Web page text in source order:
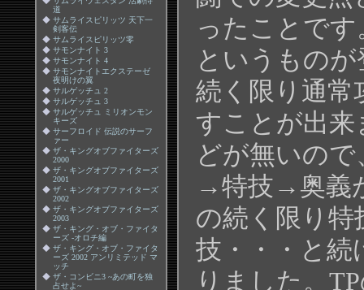
道
◆ サムライスピリッツ 天下一
剣客伝
◆ サムライスピリッツ零
◆ サモンナイト 3
◆ サモンナイト 4
◆ サモンナイトエクステーゼ
夜明けの翼
◆ サルゲッチュ 2
◆ サルゲッチュ 3
◆ サルゲッチュ ミリオンモン
キーズ
◆ サーフロイド 伝説のサーフ
ァー
◆ ザ・キングオブファイターズ
2000
◆ ザ・キングオブファイターズ
2001
◆ ザ・キングオブファイターズ
2002
◆ ザ・キングオブファイターズ
2003
◆ ザ・キング・オブ・ファイタ
ーズ -オロチ編
◆ ザ・キング・オブ・ファイタ
ーズ 2002 アンリミテッド マ
ッチ
◆ ザ・コンビニ3 ~あの町を独
占せよ~
ったことです
というもの
続く限り通常
すことが出来
どが無いの
→特技→奥義
の続く限り
技・・・と続
りました。